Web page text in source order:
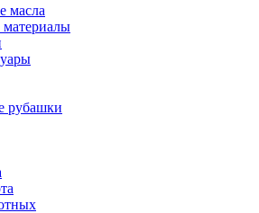
масла
материалы
рубашки